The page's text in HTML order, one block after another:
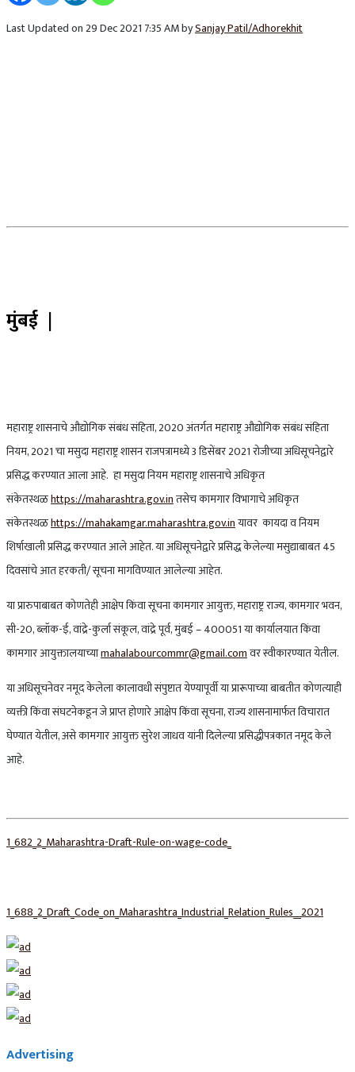
Last Updated on 29 Dec 2021 7:35 AM bySanjay Patil/Adhorekhit
मुंबई |
महाराष्ट्र शासनाचे औद्योगिक संबंध संहिता, 2020 अंतर्गत महाराष्ट्र औद्योगिक संबंध संहिता
नियम, 2021 चा मसुदा महाराष्ट्र शासन राजपत्रामध्ये 3 डिसेंबर 2021 रोजीच्या अधिसूचनेद्वारे
प्रसिद्ध करण्यात आला आहे. हा मसुदा नियम महाराष्ट्र शासनाचे अधिकृत
संकेतस्थळhttps://maharashtra.gov.inतसेच कामगार विभागाचे अधिकृत
संकेतस्थळhttps://mahakamgar.maharashtra.gov.inयावर कायदा व नियम
शिर्षाखाली प्रसिद्ध करण्यात आले आहेत. या अधिसूचनेद्वारे प्रसिद्ध केलेल्या मसुद्याबाबत 45
दिवसांचे आत हरकती/ सूचना मागविण्यात आलेल्या आहेत.
या प्रारुपाबाबत कोणतेही आक्षेप किंवा सूचना कामगार आयुक्त, महाराष्ट्र राज्य, कामगार भवन,
सी-20, ब्लॉक-ई, वांद्रे-कुर्ला संकूल, वांद्रे पूर्व, मुंबई – 400051 या कार्यालयात किंवा
कामगार आयुक्तालयाच्याmahalabourcommr@gmail.comवर स्वीकारण्यात येतील.
या अधिसूचनेवर नमूद केलेला कालावधी संपुष्टात येण्यापूर्वी या प्रारूपाच्या बाबतीत कोणत्याही
व्यक्ती किंवा संघटनेकडून जे प्राप्त होणारे आक्षेप किंवा सूचना, राज्य शासनामार्फत विचारात
घेण्यात येतील, असे कामगार आयुक्त सुरेश जाधव यांनी दिलेल्या प्रसिद्धीपत्रकात नमूद केले
आहे.
1_682_2_Maharashtra-Draft-Rule-on-wage-code_
1_688_2_Draft_Code_on_Maharashtra_Industrial_Relation_Rules__2021
Advertising